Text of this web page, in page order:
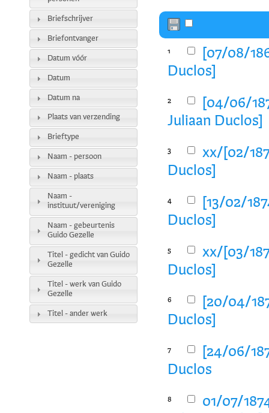
1
[07/08/
Duclos]
2
[04/06/
Juliaan Duclos]
3
xx/[02/
Duclos]
4
[13/02/
Duclos]
5
xx/[03/
Duclos]
6
[20/04/
Duclos]
7
[24/06/
Duclos
8
01/07/
Briefschrijver
Briefontvanger
Datum vóór
Datum
Datum na
Plaats van verzending
Brieftype
Naam - persoon
Naam - plaats
Naam -
instituut/vereniging
Naam - gebeurtenis
Guido Gezelle
Titel - gedicht van Guido
Gezelle
Titel - werk van Guido
Gezelle
Titel - ander werk